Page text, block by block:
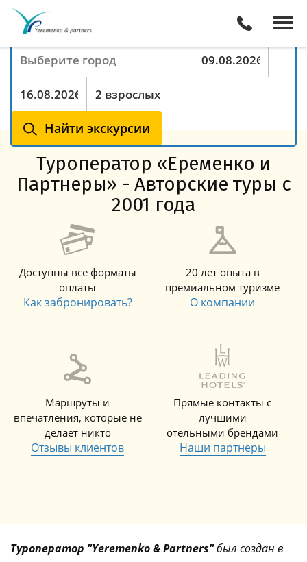
Поиск экскурсий онлайн
Найти экскурсии
Куда хотите поехать
Туристы
Туроператор «Еременко и
Партнеры» - Авторские туры с
2001 года
Доступны все форматы
оплаты
Как забронировать?
20 лет опыта в
премиальном туризме
О компании
Маршруты и
впечатления, которые не
делает никто
Отзывы клиентов
Прямые контакты с
лучшими
отельными брендами
Наши партнеры
Туроператор "Yeremenko & Partners"был создан в